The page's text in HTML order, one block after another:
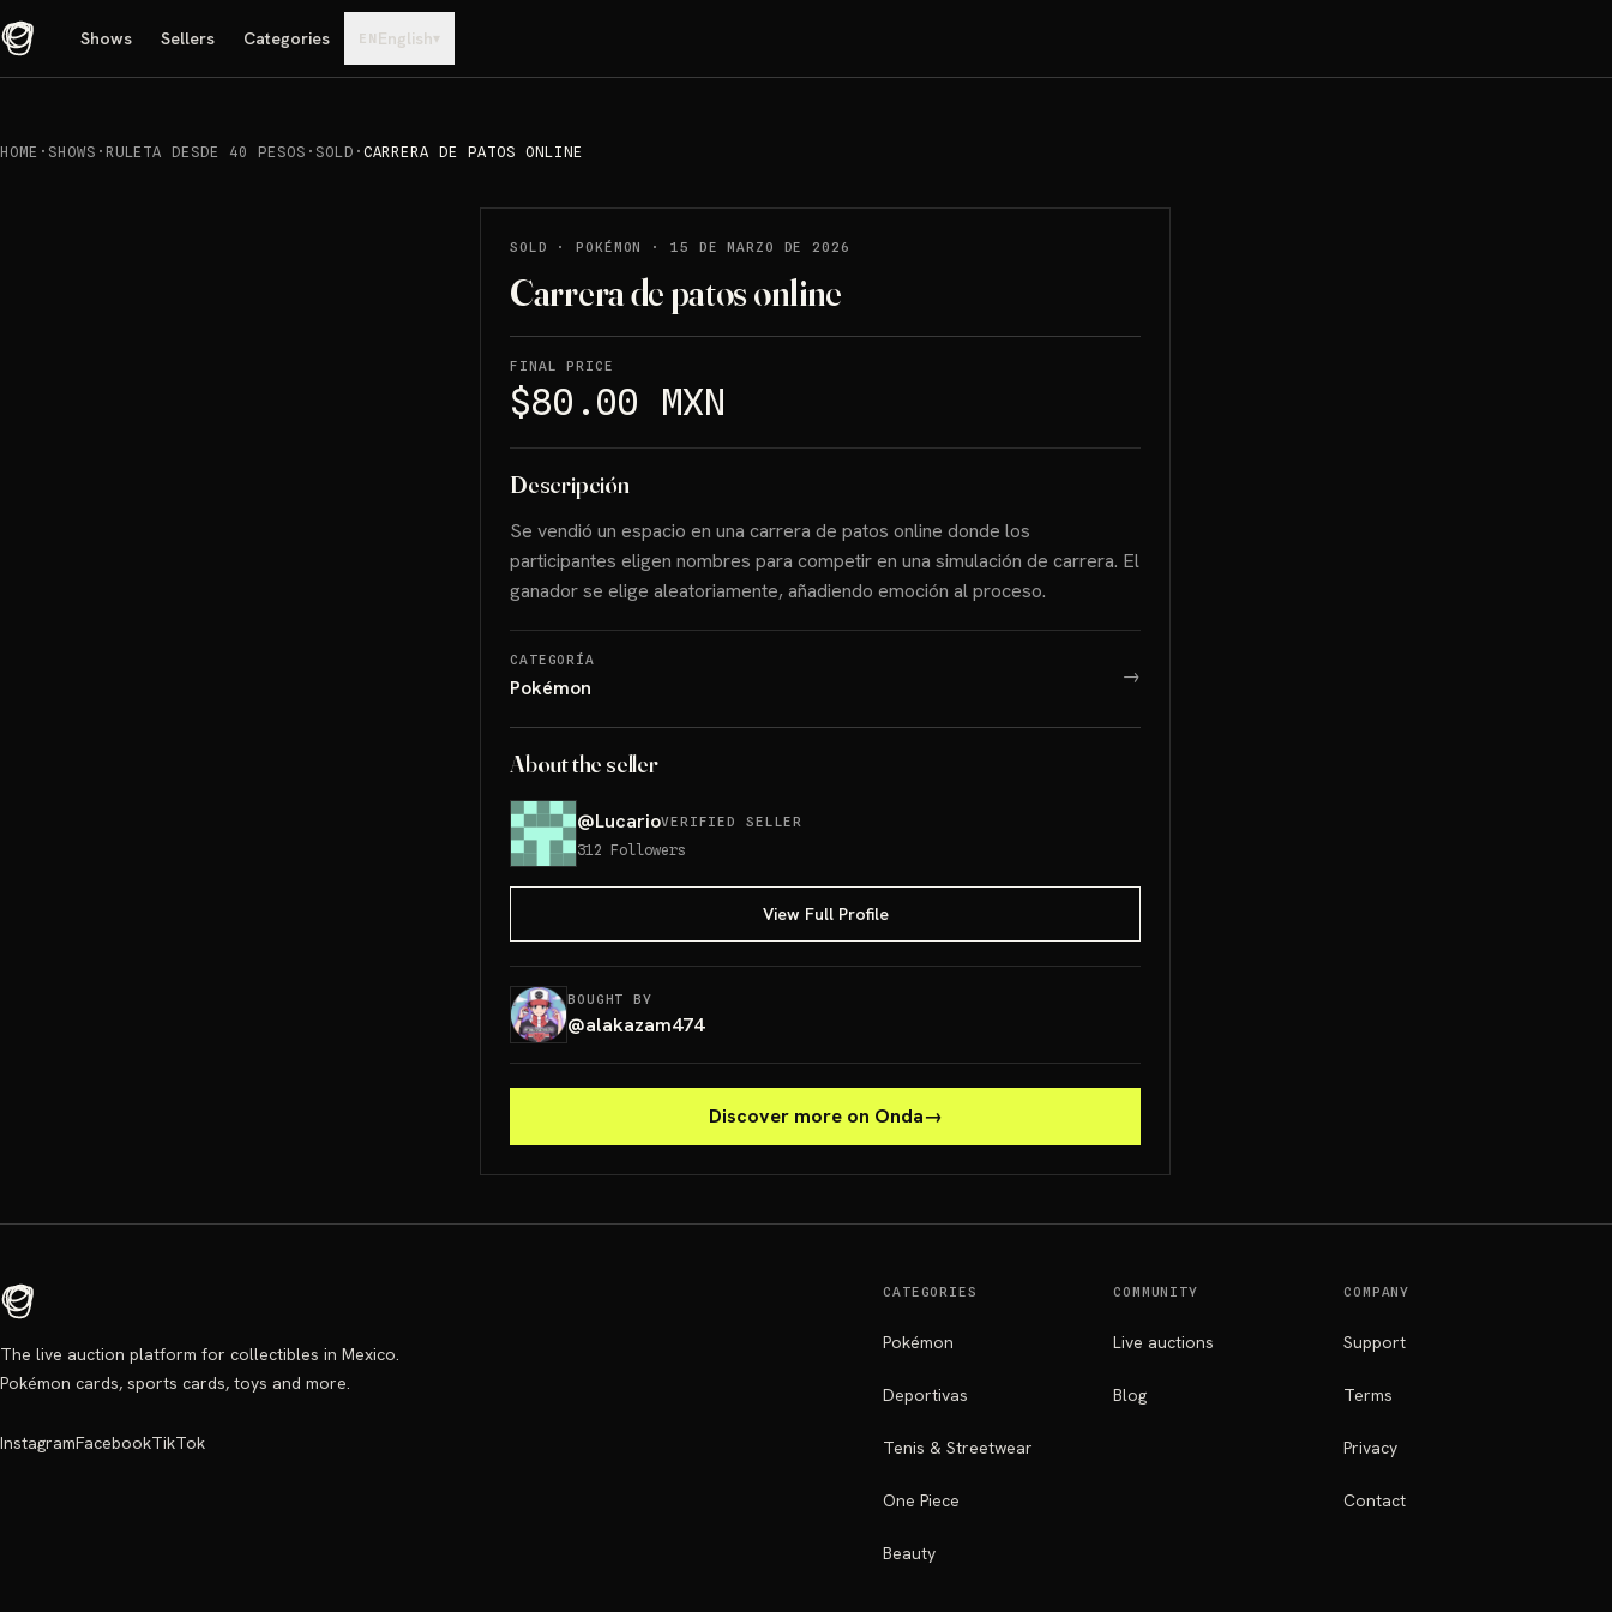
Shows Sellers Categories EN English▾
HOME · SHOWS · RULETA DESDE 40 PESOS · SOLD · CARRERA DE PATOS ONLINE
SOLD ·POKÉMON · 15 DE MARZO DE 2026
Carrera de patos online
FINAL PRICE
$80.00 MXN
Descripción
Se vendió un espacio en una carrera de patos online donde los
participantes eligen nombres para competir en una simulación de carrera. El
ganador se elige aleatoriamente, añadiendo emoción al proceso.
CATEGORÍA
Pokémon →
About the seller
@LucarioVERIFIED SELLER
312 Followers
View Full Profile
BOUGHT BY
@alakazam474
Discover more on Onda→
The live auction platform for collectibles in Mexico.
Pokémon cards, sports cards, toys and more.
InstagramFacebookTikTok
CATEGORIES
Pokémon
Deportivas
Tenis & Streetwear
One Piece
Beauty
COMMUNITY
Live auctions
Blog
COMPANY
Support
Terms
Privacy
Contact